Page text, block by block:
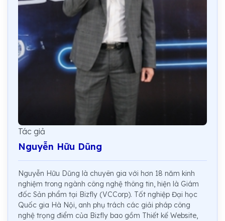
Tác giả
Nguyễn Hữu Dũng
Nguyễn Hữu Dũng là chuyên gia với hơn 18 năm kinh
nghiệm trong ngành công nghệ thông tin, hiện là Giám
đốc Sản phẩm tại Bizfly (VCCorp). Tốt nghiệp Đại học
Quốc gia Hà Nội, anh phụ trách các giải pháp công
nghệ trọng điểm của Bizfly bao gồm Thiết kế Website,